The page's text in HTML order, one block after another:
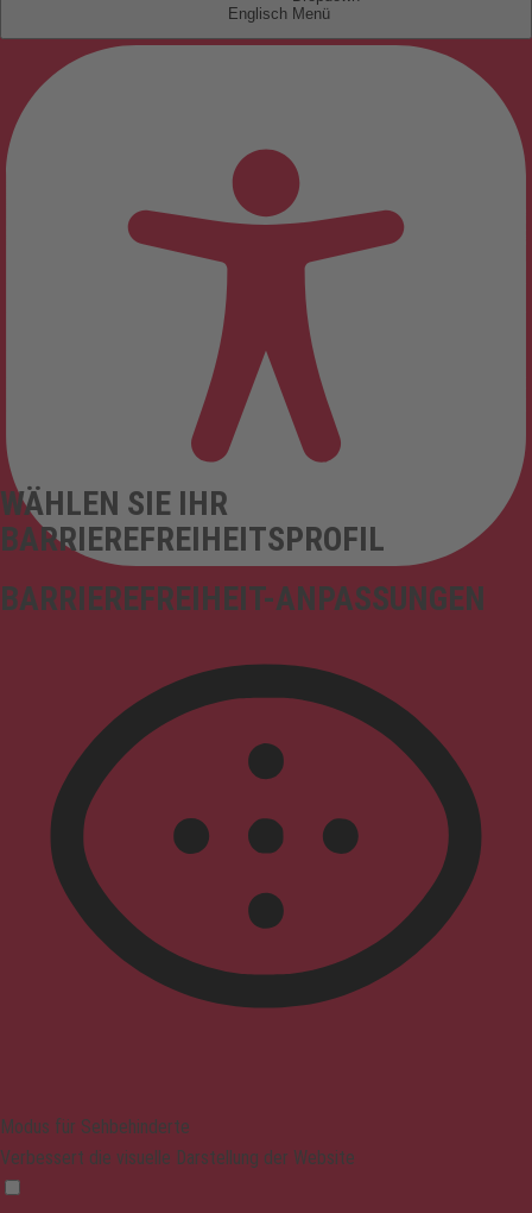
Englisch
BARRIEREFREIHEIT-ANPASSUNGEN
WÄHLEN SIE IHR
BARRIEREFREIHEITSPROFIL
Modus für Sehbehinderte
Verbessert die visuelle Darstellung der Website